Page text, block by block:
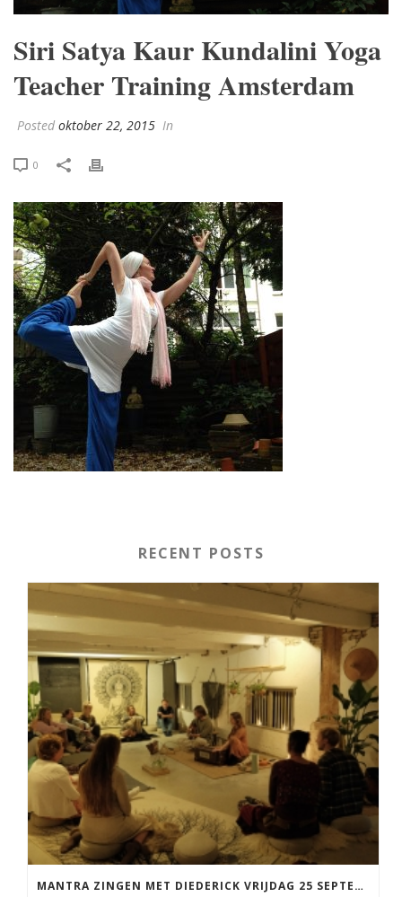
Siri Satya Kaur Kundalini Yoga
Teacher Training Amsterdam
Posted oktober 22, 2015 In
0
RECENT POSTS
MANTRA ZINGEN MET DIEDERICK VRIJDAG 25 SEPTEMBER EN 20 NOVEMBER